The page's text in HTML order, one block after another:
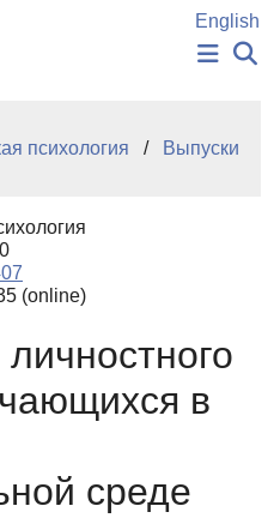
English
СЛОВА
психология
Выпуски
(online)
в
среде